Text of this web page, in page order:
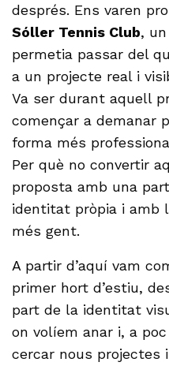
després. Ens varen
Sóller Tennis Club,
permetia passar del
a un projecte real i
Va ser durant aquell
començar a demanar
forma més
Per què no convertir
proposta amb una
identitat pròpia i amb
més gent.
A partir d’aquí vam
primer hort d’estiu,
part de la identitat
on volíem anar i, a
cercar nous projectes